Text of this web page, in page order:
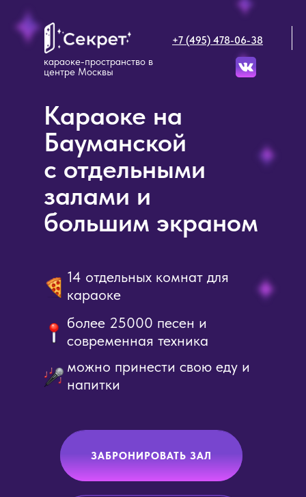
Караоке на
Бауманской
с отдельными
залами и
большим экраном
ЗАБРОНИРОВАТЬ ЗАЛ
более 25000 песен и
современная техника
14 отдельных комнат для
караоке
можно принести свою еду и
напитки
караоке-пространство в
центре Москвы
+7 (495) 478-06-38